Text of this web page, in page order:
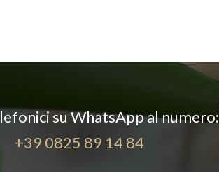
su WhatsApp al numero:
+39 0825 89 14 84